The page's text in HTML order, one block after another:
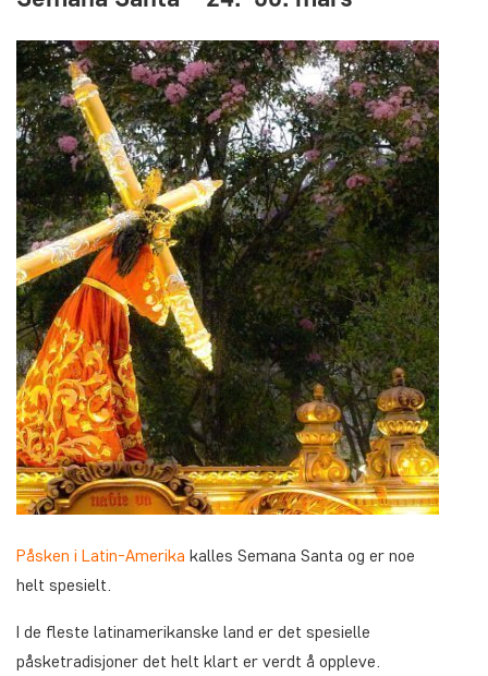
Påsken i Latin-Amerika kalles Semana Santa og er noe
helt spesielt.
I de fleste latinamerikanske land er det spesielle
påsketradisjoner det helt klart er verdt å oppleve.